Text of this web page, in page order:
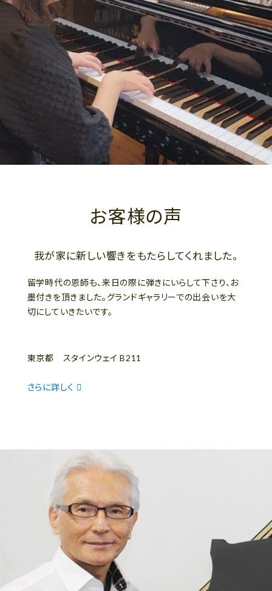
お客様の声
我が家に新しい響きをもたらしてくれました。
留学時代の恩師も、来日の際に弾きにいらして下さり、お
墨付きを頂きました。グランドギャラリーでの出会いを大
切にしていきたいです。
東京都 スタインウェイ B211
さらに詳しく